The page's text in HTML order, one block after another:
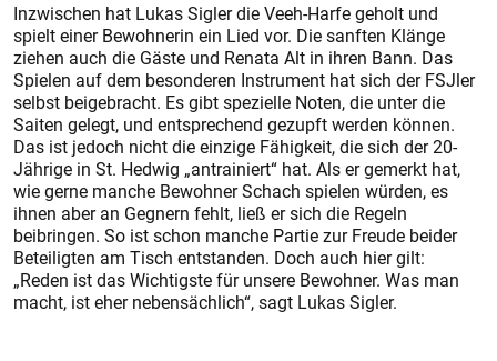
Inzwischen hat Lukas Sigler die Veeh-Harfe geholt und
spielt einer Bewohnerin ein Lied vor. Die sanften Klänge
ziehen auch die Gäste und Renata Alt in ihren Bann. Das
Spielen auf dem besonderen Instrument hat sich der FSJler
selbst beigebracht. Es gibt spezielle Noten, die unter die
Saiten gelegt, und entsprechend gezupft werden können.
Das ist jedoch nicht die einzige Fähigkeit, die sich der 20-
Jährige in St. Hedwig „antrainiert“ hat. Als er gemerkt hat,
wie gerne manche Bewohner Schach spielen würden, es
ihnen aber an Gegnern fehlt, ließ er sich die Regeln
beibringen. So ist schon manche Partie zur Freude beider
Beteiligten am Tisch entstanden. Doch auch hier gilt:
„Reden ist das Wichtigste für unsere Bewohner. Was man
macht, ist eher nebensächlich“, sagt Lukas Sigler.